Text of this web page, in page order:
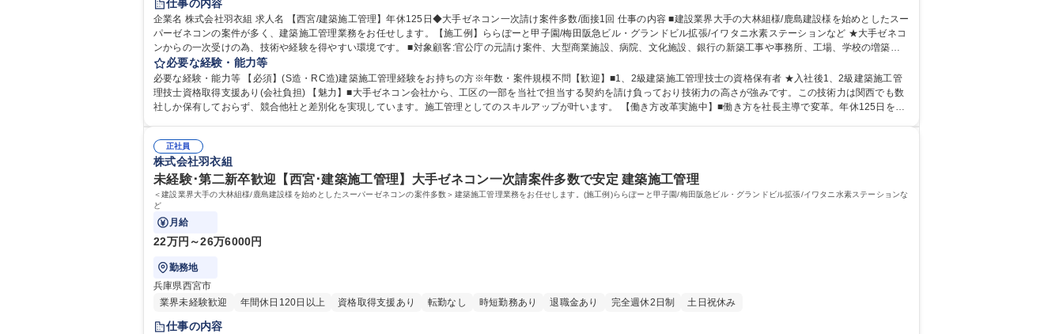
仕事の内容
企業名 株式会社羽衣組 求人名 【西宮/建築施工管理】年休125日◆大手ゼネコン一次請け案件多数/面接1回 仕事の内容 ■建設業界大手の大林組様/鹿島建設様を始めとしたスー
パーゼネコンの案件が多く、建築施工管理業務をお任せします。【施工例】ららぽーと甲子園/梅田阪急ビル・グランドビル拡張/イワタニ水素ステーションなど ★大手ゼネコ
ンからの一次受けの為、技術や経験を得やすい環境です。 ■対象顧客:官公庁の元請け案件、大型商業施設、病院、文化施設、銀行の新築工事や事務所、工場、学校の増築、
改修、耐震補強工事 ■対応地域:京阪神奈良(各現場に事務所を設置)/出張なし/直行直帰可 基本的に電車で通勤可能な現場となります。 ※建物の改変を伴う業務は含みません
募集職種 【西宮/建築施工管理】年休125日◆大手ゼネコン一次請け案件多数/面接1回
必要な経験・能力等
必要な経験・能力等 【必須】(S造・RC造)建築施工管理経験をお持ちの方※年数・案件規模不問【歓迎】■1、2級建築施工管理技士の資格保有者 ★入社後1、2級建築施工管
理技士資格取得支援あり(会社負担) 【魅力】■大手ゼネコン会社から、工区の一部を当社で担当する契約を請け負っており技術力の高さが強みです。この技術力は関西でも数
社しか保有しておらず、競合他社と差別化を実現しています。施工管理としてのスキルアップが叶います。 【働き方改革実施中】■働き方を社長主導で変革。年休125日を実
正社員
株式会社羽衣組
未経験･第二新卒歓迎【西宮･建築施工管理】大手ゼネコン一次請案件多数で安定 建築施工管理
＜建設業界大手の大林組様/鹿島建設様を始めとしたスーパーゼネコンの案件多数＞建築施工管理業務をお任せします。(施工例)ららぽーと甲子園/梅田阪急ビル・グランドビル拡張/イワタニ水素ステーションな
ど
月給
22万円～26万6000円
勤務地
兵庫県西宮市
業界未経験歓迎
年間休日120日以上 資格取得支援あり 転勤なし 時短勤務あり 退職金あり 完全週休2日制 土日祝休み
仕事の内容